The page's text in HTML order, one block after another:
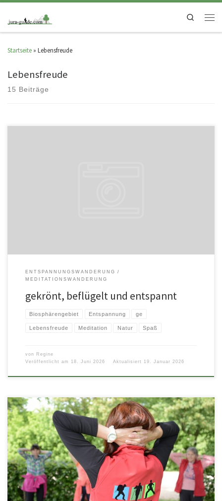
Search
Startseite » Lebensfreude
Lebensfreude
15 Beiträge
ENTSPANNUNGSWANDERUNG
MEDITATIONSWANDERUNG
gekrönt, beflügelt und entspannt
Biosphärengebiet Entspannung ge
Lebensfreude Meditation Natur Spaß
von Regine
Veröffentlicht am
18. Juni 2026 Aktualisiert 19. Januar 2026
Gesundheitswandern – Let´s go Gesundheitswandern ist ein tolles
Bewegungsprogramm das Wandern, Geselligkeit, Naturerlebnis und
physiotherapeutische Übungen wirkungsvoll kombiniert. Dass dieses […]